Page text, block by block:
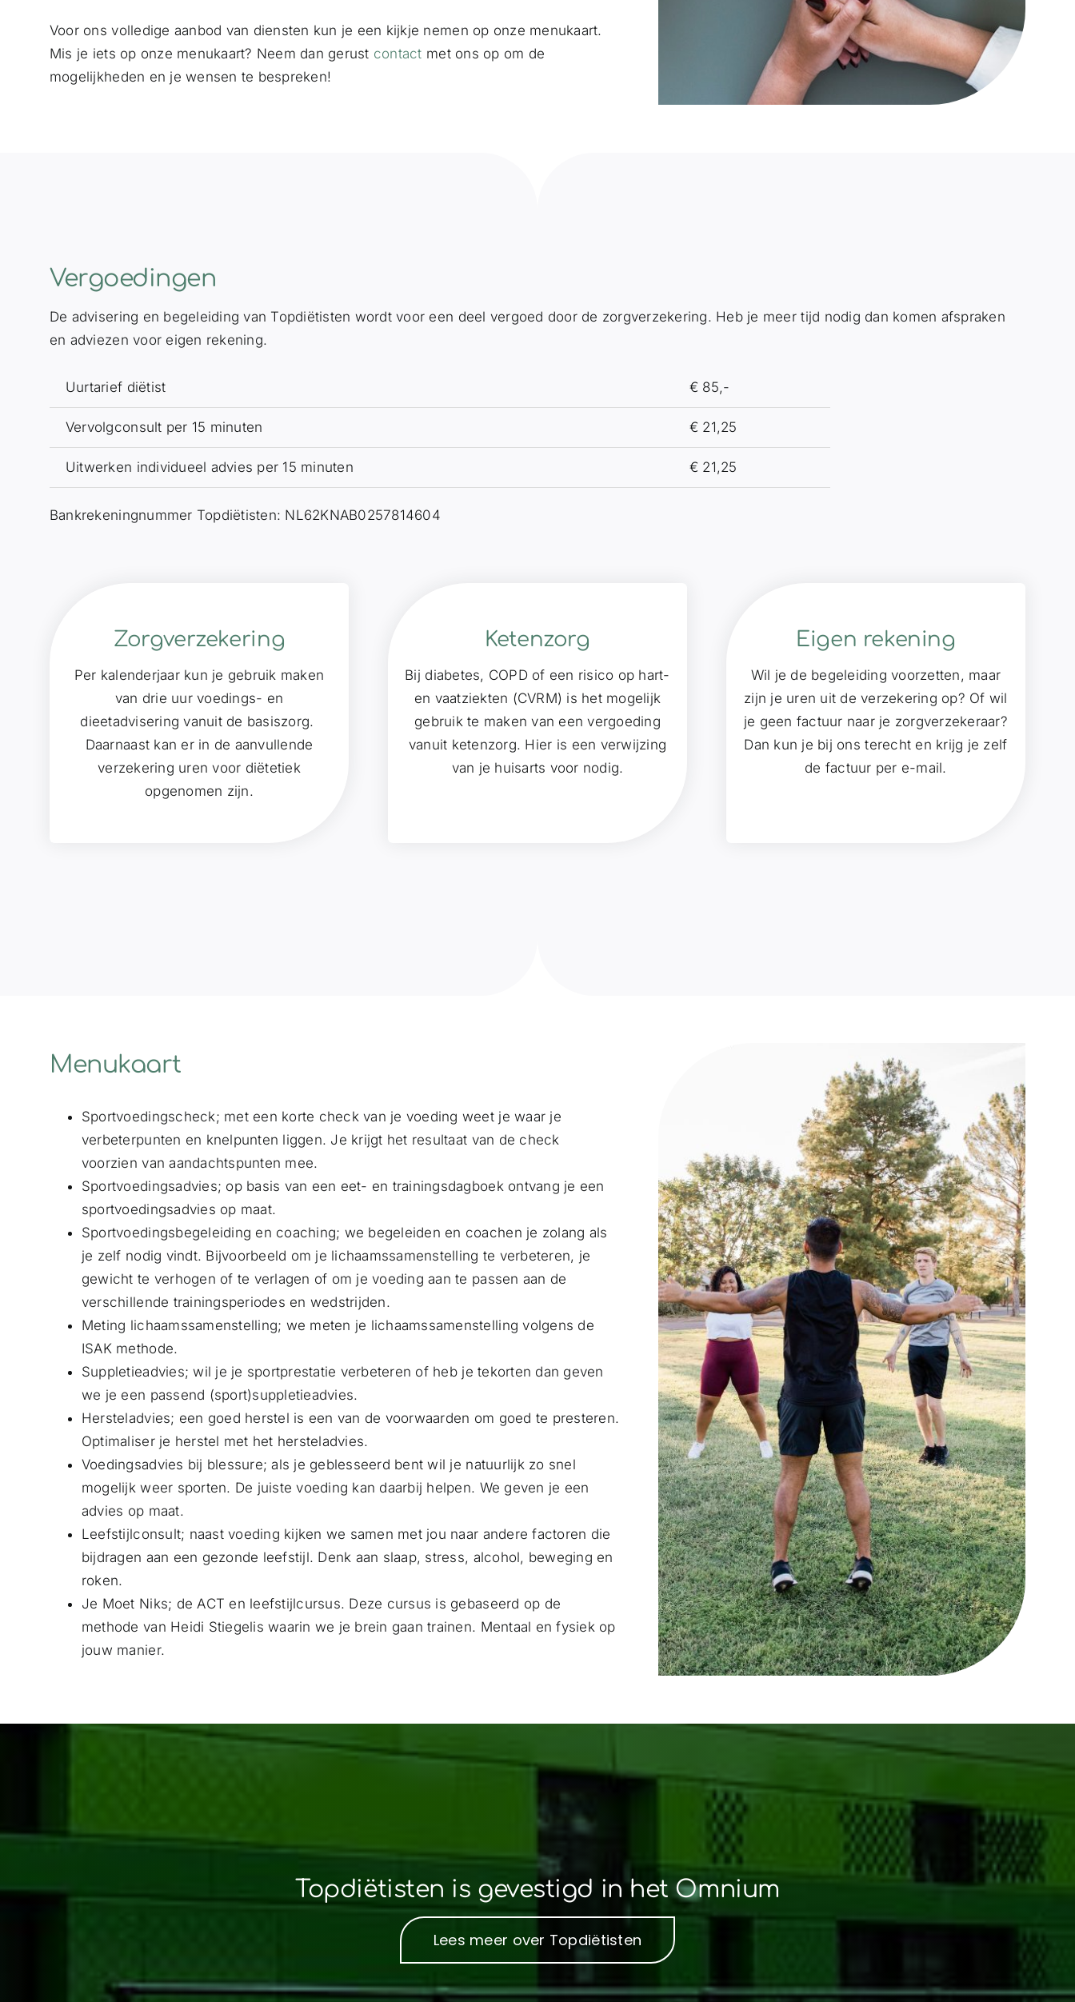
Voor ons volledige aanbod van diensten kun je een kijkje nemen op onze menukaart.
Mis je iets op onze menukaart? Neem dan gerust contact met ons op om de
mogelijkheden en je wensen te bespreken!
Vergoedingen
De advisering en begeleiding van Topdiëtisten wordt voor een deel vergoed door de zorgverzekering. Heb je meer tijd nodig dan komen afspraken
en adviezen voor eigen rekening.
Uurtarief diëtist € 85,-
Vervolgconsult per 15 minuten € 21,25
Uitwerken individueel advies per 15 minuten € 21,25
Bankrekeningnummer Topdiëtisten: NL62KNAB0257814604
Zorgverzekering
Per kalenderjaar kun je gebruik maken
van drie uur voedings- en
dieetadvisering vanuit de basiszorg.
Daarnaast kan er in de aanvullende
verzekering uren voor diëtetiek
opgenomen zijn.
Ketenzorg
Bij diabetes, COPD of een risico op hart-
en vaatziekten (CVRM) is het mogelijk
gebruik te maken van een vergoeding
vanuit ketenzorg. Hier is een verwijzing
van je huisarts voor nodig.
Eigen rekening
Wil je de begeleiding voorzetten, maar
zijn je uren uit de verzekering op? Of wil
je geen factuur naar je zorgverzekeraar?
Dan kun je bij ons terecht en krijg je zelf
de factuur per e-mail.
Menukaart
Sportvoedingscheck; met een korte check van je voeding weet je waar je
verbeterpunten en knelpunten liggen. Je krijgt het resultaat van de check
voorzien van aandachtspunten mee.
Sportvoedingsadvies; op basis van een eet- en trainingsdagboek ontvang je een
sportvoedingsadvies op maat.
Sportvoedingsbegeleiding en coaching; we begeleiden en coachen je zolang als
je zelf nodig vindt. Bijvoorbeeld om je lichaamssamenstelling te verbeteren, je
gewicht te verhogen of te verlagen of om je voeding aan te passen aan de
verschillende trainingsperiodes en wedstrijden.
Meting lichaamssamenstelling; we meten je lichaamssamenstelling volgens de
ISAK methode.
Suppletieadvies; wil je je sportprestatie verbeteren of heb je tekorten dan geven
we je een passend (sport)suppletieadvies.
Hersteladvies; een goed herstel is een van de voorwaarden om goed te presteren.
Optimaliser je herstel met het hersteladvies.
Voedingsadvies bij blessure; als je geblesseerd bent wil je natuurlijk zo snel
mogelijk weer sporten. De juiste voeding kan daarbij helpen. We geven je een
advies op maat.
Leefstijlconsult; naast voeding kijken we samen met jou naar andere factoren die
bijdragen aan een gezonde leefstijl. Denk aan slaap, stress, alcohol, beweging en
roken.
Je Moet Niks; de ACT en leefstijlcursus. Deze cursus is gebaseerd op de
methode van Heidi Stiegelis waarin we je brein gaan trainen. Mentaal en fysiek op
jouw manier.
Topdiëtisten is gevestigd in het Omnium
Lees meer over Topdiëtisten